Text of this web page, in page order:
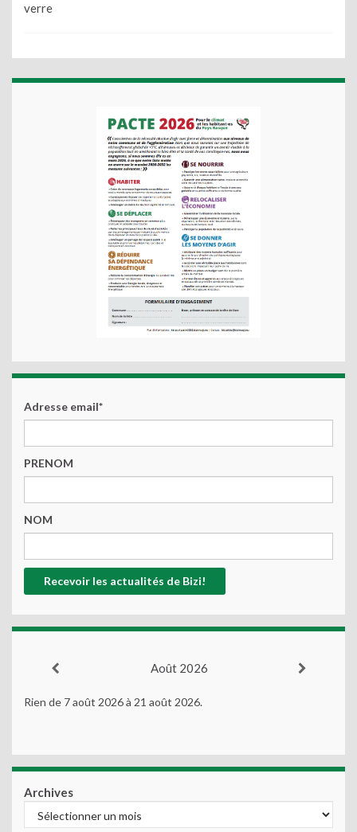
verre
Adresse email*
PRENOM
NOM
Août 2026
Rien de 7 août 2026 à 21 août 2026.
Archives